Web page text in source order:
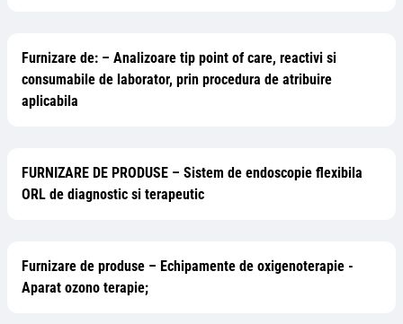
Furnizare de: – Analizoare tip point of care, reactivi si
consumabile de laborator, prin procedura de atribuire
aplicabila
FURNIZARE DE PRODUSE – Sistem de endoscopie flexibila
ORL de diagnostic si terapeutic
Furnizare de produse – Echipamente de oxigenoterapie -
Aparat ozono terapie;